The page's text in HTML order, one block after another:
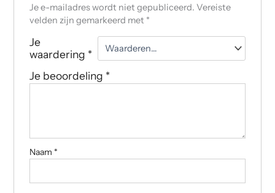
Je e-mailadres wordt niet gepubliceerd. Vereiste
velden zijn gemarkeerd met *
Je
waardering *
Je beoordeling *
Naam *